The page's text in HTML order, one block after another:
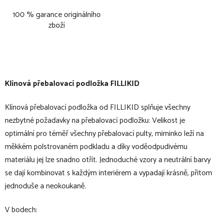
100 % garance originálního
zboží
Klínová přebalovací podložka FILLIKID
Klínová přebalovací podložka od FILLIKID splňuje všechny
nezbytné požadavky na přebalovací podložku: Velikost je
optimální pro téměř všechny přebalovací pulty, miminko leží na
měkkém polstrovaném podkladu a díky voděodpudivému
materiálu jej lze snadno otřít. Jednoduché vzory a neutrální barvy
se dají kombinovat s každým interiérem a vypadají krásně, přitom
jednoduše a neokoukaně.
V bodech: